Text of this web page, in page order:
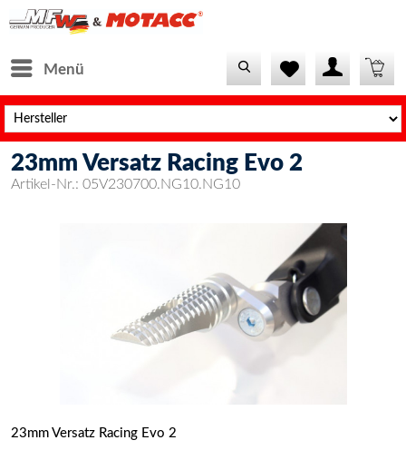
Menü
23mm Versatz Racing Evo 2
Artikel-Nr.: 05V230700.NG10.NG10
23mm Versatz Racing Evo 2